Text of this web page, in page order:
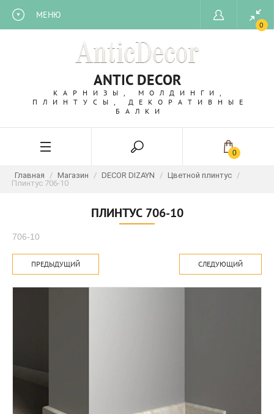
МЕНЮ
0
ANTIC DECOR
КАРНИЗЫ, МОЛДИНГИ,
ПЛИНТУСЫ, ДЕКОРАТИВНЫЕ
БАЛКИ
0
Главная / Магазин / DECOR DIZAYN / Цветной плинтус /
Плинтус 706-10
ПЛИНТУС 706-10
706-10
ПРЕДЫДУЩИЙ СЛЕДУЮЩИЙ